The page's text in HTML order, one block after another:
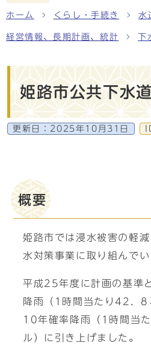
ホーム くらし・手続き 水
経営情報、長期計画、統計
姫路市公共下水
更新日： 2025年10月31日
概要
姫路市では浸水被害の軽
水対策事業に取り組んでい
平成25年度に計画の基準
降雨（1時間当たり42．8
10年確率降雨（1時間当
ル）に引き上げました。